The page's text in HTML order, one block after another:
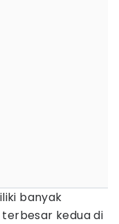
banyak
kedua di